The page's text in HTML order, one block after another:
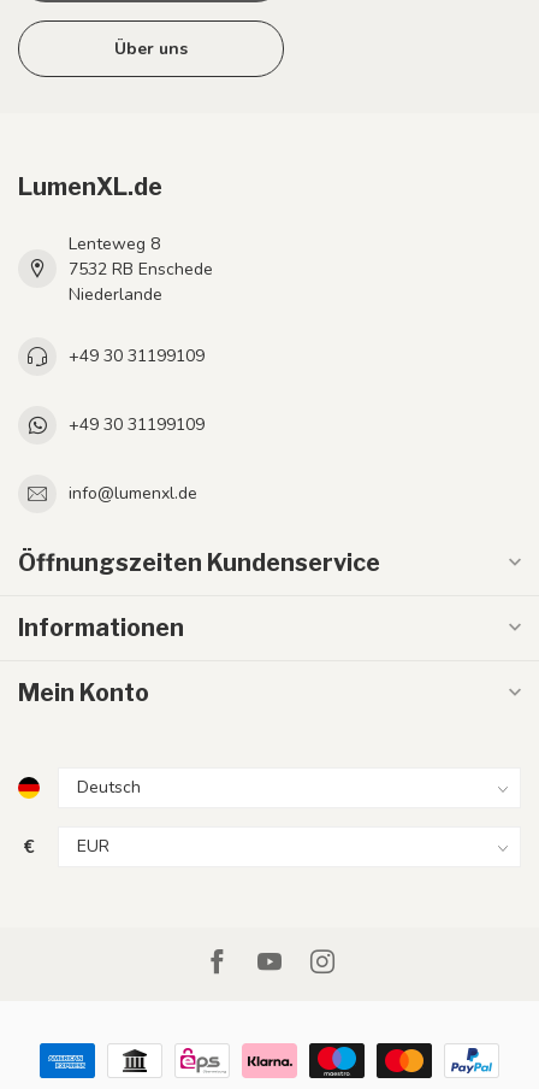
Über uns
LumenXL.de
Lenteweg 8
7532 RB Enschede
Niederlande
+49 30 31199109
+49 30 31199109
info@lumenxl.de
Öffnungszeiten Kundenservice
Informationen
Mein Konto
€